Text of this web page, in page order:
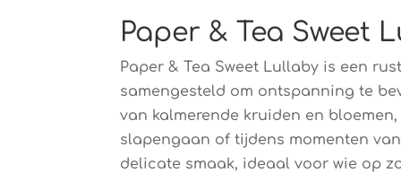
Paper & Tea Sweet
Paper & Tea Sweet Lullaby is een
samengesteld om ontspanning te
van kalmerende kruiden en
slapengaan of tijdens momenten
delicate smaak, ideaal voor wie op